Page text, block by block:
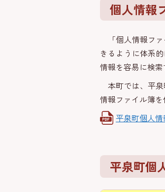
個人情報
「個人情報フ
きるように体系
情報を容易に検
本町では、平
情報ファイル簿
平泉町個人
平泉町個